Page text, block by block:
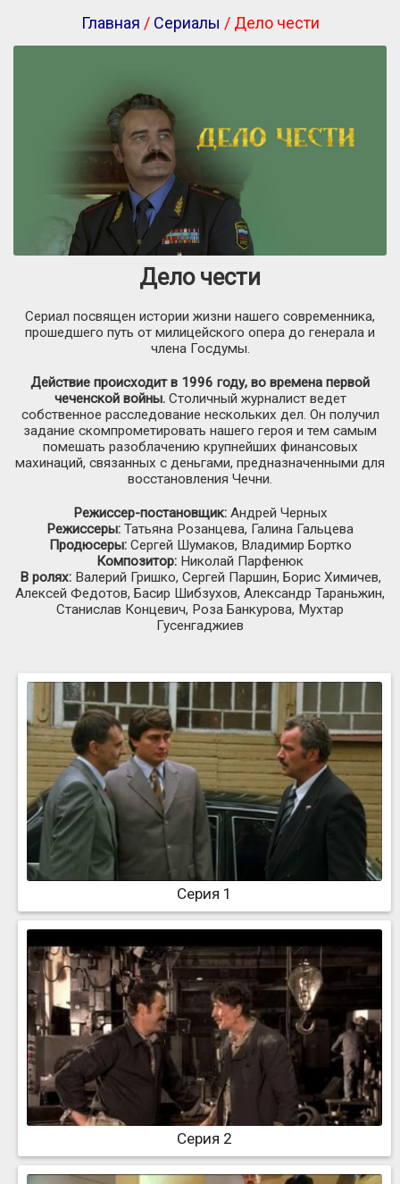
Главная / Сериалы / Дело чести
Дело чести
Сериал посвящен истории жизни нашего современника,
прошедшего путь от милицейского опера до генерала и
члена Госдумы.
Действие происходит в 1996 году, во времена первой
чеченской войны.Столичный журналист ведет
собственное расследование нескольких дел. Он получил
задание скомпрометировать нашего героя и тем самым
помешать разоблачению крупнейших финансовых
махинаций, связанных с деньгами, предназначенными для
восстановления Чечни.
Режиссер-постановщик:Андрей Черных
Режиссеры: Татьяна Розанцева, Галина Гальцева
Продюсеры:Сергей Шумаков, Владимир Бортко
Композитор: Николай Парфенюк
В ролях:Валерий Гришко, Сергей Паршин, Борис Химичев,
Алексей Федотов, Басир Шибзухов, Александр Тараньжин,
Станислав Концевич, Роза Банкурова, Мухтар
Гусенгаджиев
Серия 1
Серия 2